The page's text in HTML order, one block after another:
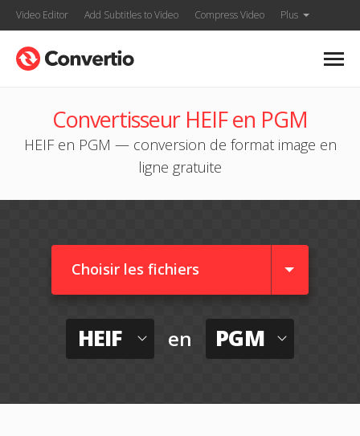
Video Editor Add Subtitles to Video Compress Video Plus
Convertisseur HEIF en PGM
HEIF en PGM — conversion de format image en
ligne gratuite
Choisir les fichiers
HEIF en PGM